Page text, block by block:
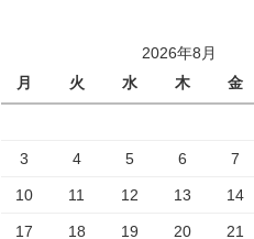
2026年8月
月
火 水 木 金
3 4 5 6 7
10 11 12 13 14
17 18 19 20 21